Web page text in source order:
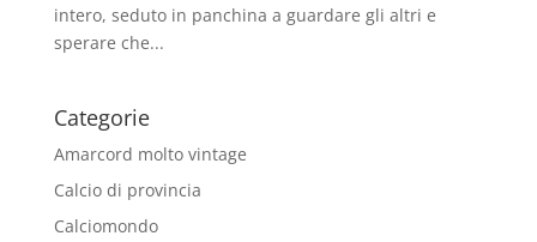
intero, seduto in panchina a guardare gli altri e
sperare che...
Categorie
Amarcord molto vintage
Calcio di provincia
Calciomondo